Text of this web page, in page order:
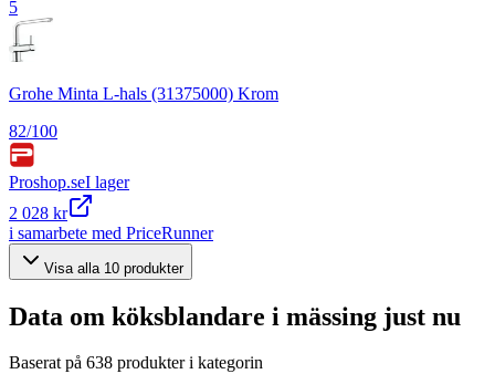
5
Grohe Minta L-hals (31375000) Krom
82/100
Proshop.seI lager
2 028 kr
i samarbete med PriceRunner
Visa alla 10 produkter
Data om köksblandare i mässing just nu
Baserat på 638 produkter i kategorin